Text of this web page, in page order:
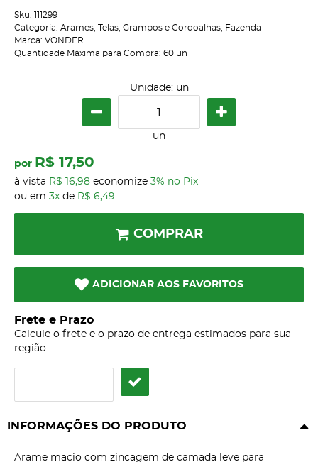
Sku: 111299
Categoria: Arames, Telas, Grampos e Cordoalhas
Fazenda
Marca: VONDER
Quantidade Máxima para Compra: 60 un
Unidade: un
un
por R$ 17,50
à vista R$ 16,98 economize 3% no Pix
ou em 3x de R$ 6,49
COMPRAR
ADICIONAR AOS FAVORITOS
Frete e Prazo
Calcule o frete e o prazo de entrega estimados para sua
região:
INFORMAÇÕES DO PRODUTO
Arame macio com zincagem de camada leve para